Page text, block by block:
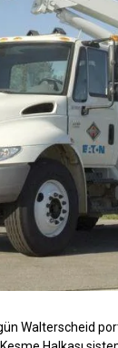
Walterscheid